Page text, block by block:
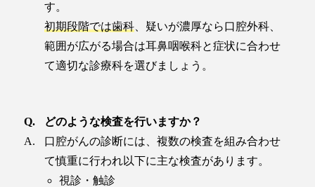
す。
初期段階では歯科 、疑いが濃厚なら口腔外科、
範囲が広がる場合は耳鼻咽喉科と症状に合わせ
て適切な診療科を選びましょう。
どのような検査を行いますか？
口腔がんの診断には、複数の検査を組み合わせ
て慎重に行われ以下に主な検査があります。
視診・触診